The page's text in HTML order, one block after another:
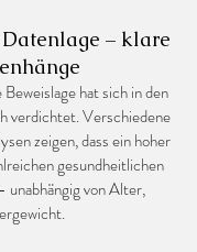
– klare
hat sich in den
verdichtet. Verschiedene
zeigen, dass ein hoher
gesundheitlichen
unabhängig von Alter,